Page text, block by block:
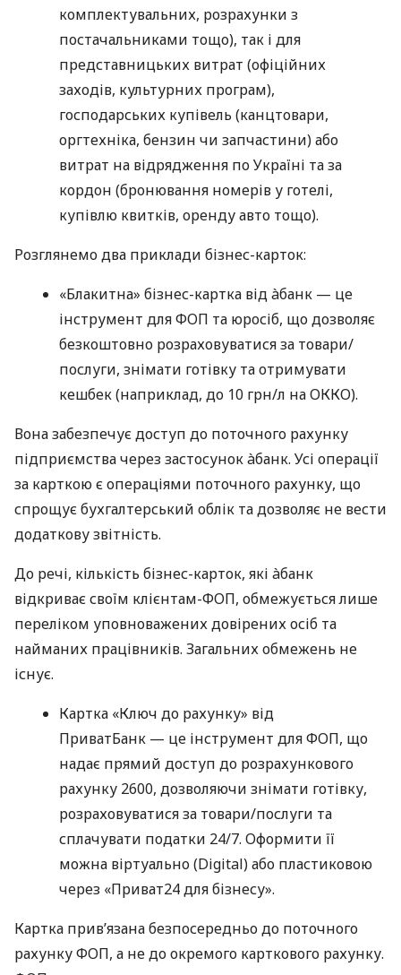
комплектувальних, розрахунки з
постачальниками тощо), так і для
представницьких витрат (офіційних
заходів, культурних програм),
господарських купівель (канцтовари,
оргтехніка, бензин чи запчастини) або
витрат на відрядження по Україні та за
кордон (бронювання номерів у готелі,
купівлю квитків, оренду авто тощо).
Розглянемо два приклади бізнес-карток:
«Блакитна» бізнес-картка від àбанк — це
інструмент для ФОП та юросіб, що дозволяє
безкоштовно розраховуватися за товари/
послуги, знімати готівку та отримувати
кешбек (наприклад, до 10 грн/л на ОККО).
Вона забезпечує доступ до поточного рахунку
підприємства через застосунок àбанк. Усі операції
за карткою є операціями поточного рахунку, що
спрощує бухгалтерський облік та дозволяє не вести
додаткову звітність.
До речі, кількість бізнес-карток, які àбанк
відкриває своїм клієнтам-ФОП, обмежується лише
переліком уповноважених довірених осіб та
найманих працівників. Загальних обмежень не
існує.
Картка «Ключ до рахунку» від
ПриватБанк — це інструмент для ФОП, що
надає прямий доступ до розрахункового
рахунку 2600, дозволяючи знімати готівку,
розраховуватися за товари/послуги та
сплачувати податки 24/7. Оформити її
можна віртуально (Digital) або пластиковою
через «Приват24 для бізнесу».
Картка прив’язана безпосередньо до поточного
рахунку ФОП, а не до окремого карткового рахунку.